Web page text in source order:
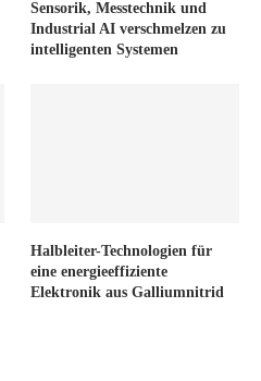
Sensorik, Messtechnik und
Industrial AI verschmelzen zu
intelligenten Systemen
Halbleiter-Technologien für
eine energieeffiziente
Elektronik aus Galliumnitrid